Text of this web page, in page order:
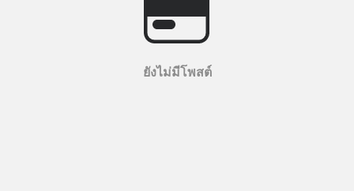
ยังไม่มีโพสต์